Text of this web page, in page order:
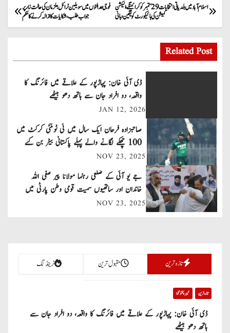
P
o
s
t
a
v
i
g
a
o
n
فوجی عدالتوں میں سویلین ٹرائل؛ ملزمان کی حالت زار پر
جواب طلب، شکایات کا ازالہ کرنے کا حکم
اسلام آباد میں بلدیاتی انتخابات 29 ستمبر کو کرائینگے ، الیکشن
کمیشن کی ہائیکورٹ کو یقین دہانی
Related Post
ڈی آئی خان: پہاڑپور کے علاقے میں فائرنگ کا
واقعہ، دو افراد جان سے ہاتھ دھو بیٹھے
JAN 12, 2026
صاحبزادہ فرحان ایک سال میں ٹی ٹوئنٹی کرکٹ میں
100 چھکے لگانے والے پہلے پاکستانی بیٹر بن گئے
NOV 23, 2025
جے یو آئی کے ضلعی رہنما مولانا پیر صفی اللہ
خاندان اور ساتھیوں سمیت قومی وطن پارٹی میں
شامل
NOV 23, 2025
تازہ ترین مقبول ترین ٹرینڈنگ
تازہ ترین خیبر پختونخوا
ڈی آئی خان: پہاڑپور کے علاقے میں فائرنگ کا واقعہ، دو افراد جان سے
ہاتھ دھو بیٹھے